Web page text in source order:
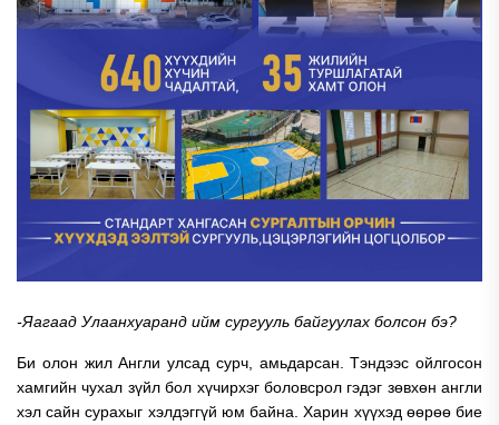
-Яагаад Улаанхуаранд ийм сургууль байгуулах болсон бэ?
Би олон жил Англи улсад сурч, амьдарсан. Тэндээс ойлгосон
хамгийн чухал зүйл бол хүчирхэг боловсрол гэдэг зөвхөн англи
хэл сайн сурахыг хэлдэггүй юм байна. Харин хүүхэд өөрөө бие